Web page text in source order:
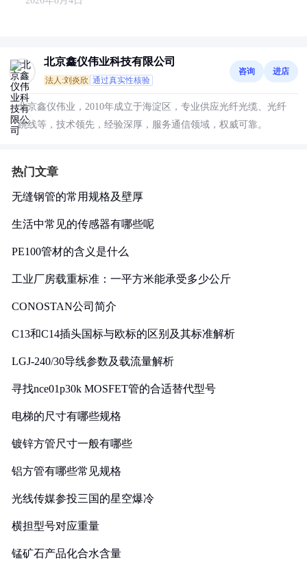
北京鑫仪伟业科技有限公司
法人:刘炎欣 通过真实性核验
咨询 进店
北京鑫仪伟业，2010年成立于海淀区，专业供应光纤光缆、光纤
跳线等，技术领先，经验深厚，服务通信领域，权威可靠。
热门文章
无缝钢管的常用规格及壁厚
生活中常见的传感器有哪些呢
PE100管材的含义是什么
工业厂房载重标准：一平方米能承受多少公斤
CONOSTAN公司简介
C13和C14插头国标与欧标的区别及其标准解析
LGJ-240/30导线参数及载流量解析
寻找nce01p30k MOSFET管的合适替代型号
电梯的尺寸有哪些规格
镀锌方管尺寸一般有哪些
铝方管有哪些常见规格
光线传媒参投三国的星空爆冷
横担型号对应重量
锰矿石产品化合水含量